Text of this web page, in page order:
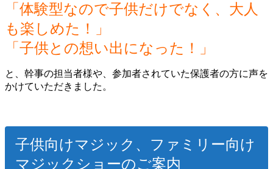
「体験型なので子供だけでなく、大人
も楽しめた！」
「子供との想い出になった！」
と、幹事の担当者様や、参加者されていた保護者の方に声を
かけていただきました。
子供向けマジック、ファミリー向け
マジックショーのご案内